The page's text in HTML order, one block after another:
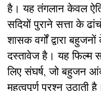
है। यह तंगलान केवल
सदियों पुराने सत्ता के
शासक वर्गों द्वारा
दस्तावेज है। यह फिल्म
लिए संघर्ष, जो बहुजन
महत्वपूर्ण प्रश्न उठाती